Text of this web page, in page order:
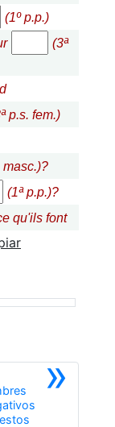
(1º p.p.)
(3ª
p.s. fem.)
masc.)?
(1ª p.p.)?
qu'ils font
»
Siguiente